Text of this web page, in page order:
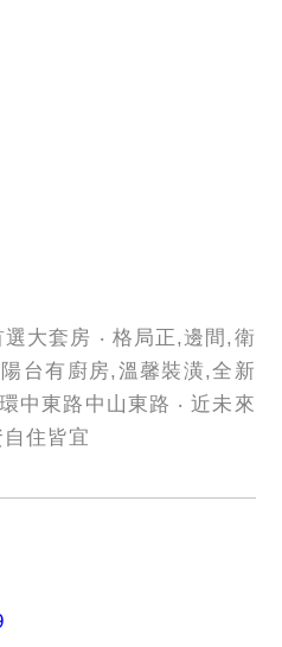
大套房 ‧ 格局正,邊間,衛
台有廚房,溫馨裝潢,全新
中東路中山東路 ‧ 近未來
住皆宜